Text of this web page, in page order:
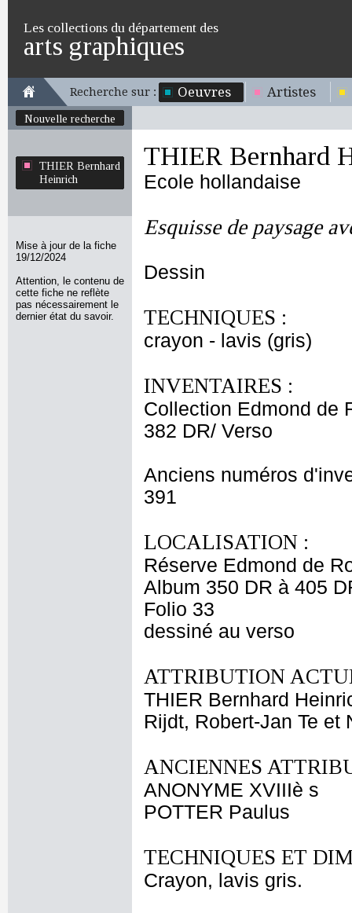
Les collections du département des
arts graphiques
Recherche sur : Oeuvres Artistes
Nouvelle recherche
THIER Bernhard
Heinrich
Mise à jour de la fiche
19/12/2024
Attention, le contenu de
cette fiche ne reflète
pas nécessairement le
dernier état du savoir.
THIER Bernhard
Ecole hollandaise
Esquisse de paysage
Dessin
TECHNIQUES :
crayon - lavis (gris)
INVENTAIRES :
Collection Edmond de
382 DR/ Verso
Anciens numéros
391
LOCALISATION :
Réserve Edmond de
Album 350 DR à 405
Folio 33
dessiné au verso
ATTRIBUTION
THIER Bernhard
Rijdt, Robert-Jan Te et
ANCIENNES
ANONYME XVIIIè s
POTTER Paulus
TECHNIQUES ET
Crayon, lavis gris.